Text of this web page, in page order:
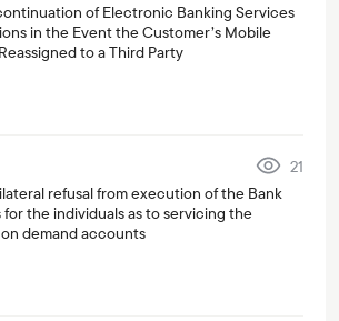
of Electronic Banking Services
in the Event the Customer’s Mobile
to a Third Party
21
refusal from execution of the Bank
the individuals as to servicing the
demand accounts